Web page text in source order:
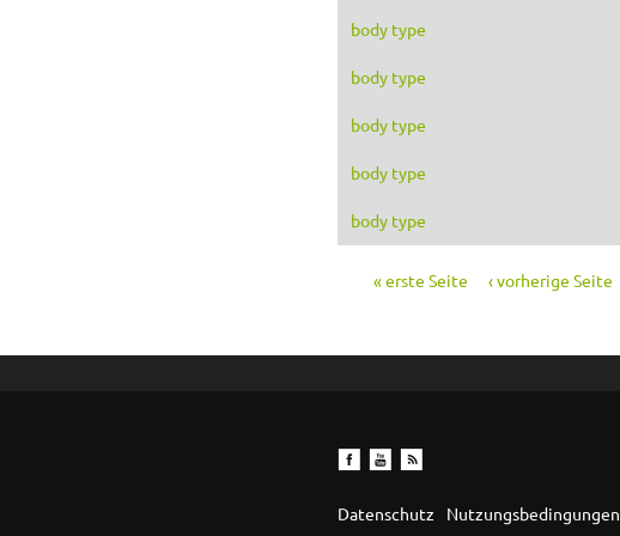
body type
body type
body type
body type
body type
« erste Seite ‹ vorherige Seite
Datenschutz Nutzungsbedingungen